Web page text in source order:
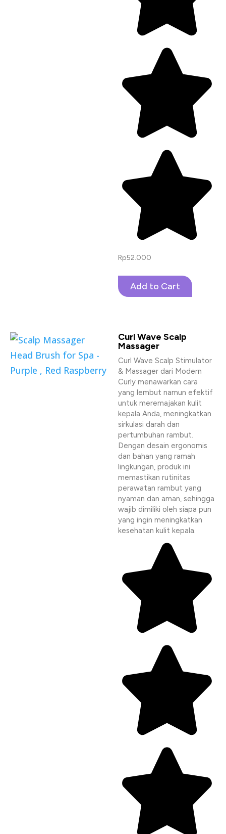
Rp52.000
Add to Cart
Curl Wave Scalp
Massager
Curl Wave Scalp Stimulator
& Massager dari Modern
Curly menawarkan cara
yang lembut namun efektif
untuk meremajakan kulit
kepala Anda, meningkatkan
sirkulasi darah dan
pertumbuhan rambut.
Dengan desain ergonomis
dan bahan yang ramah
lingkungan, produk ini
memastikan rutinitas
perawatan rambut yang
nyaman dan aman, sehingga
wajib dimiliki oleh siapa pun
yang ingin meningkatkan
kesehatan kulit kepala.